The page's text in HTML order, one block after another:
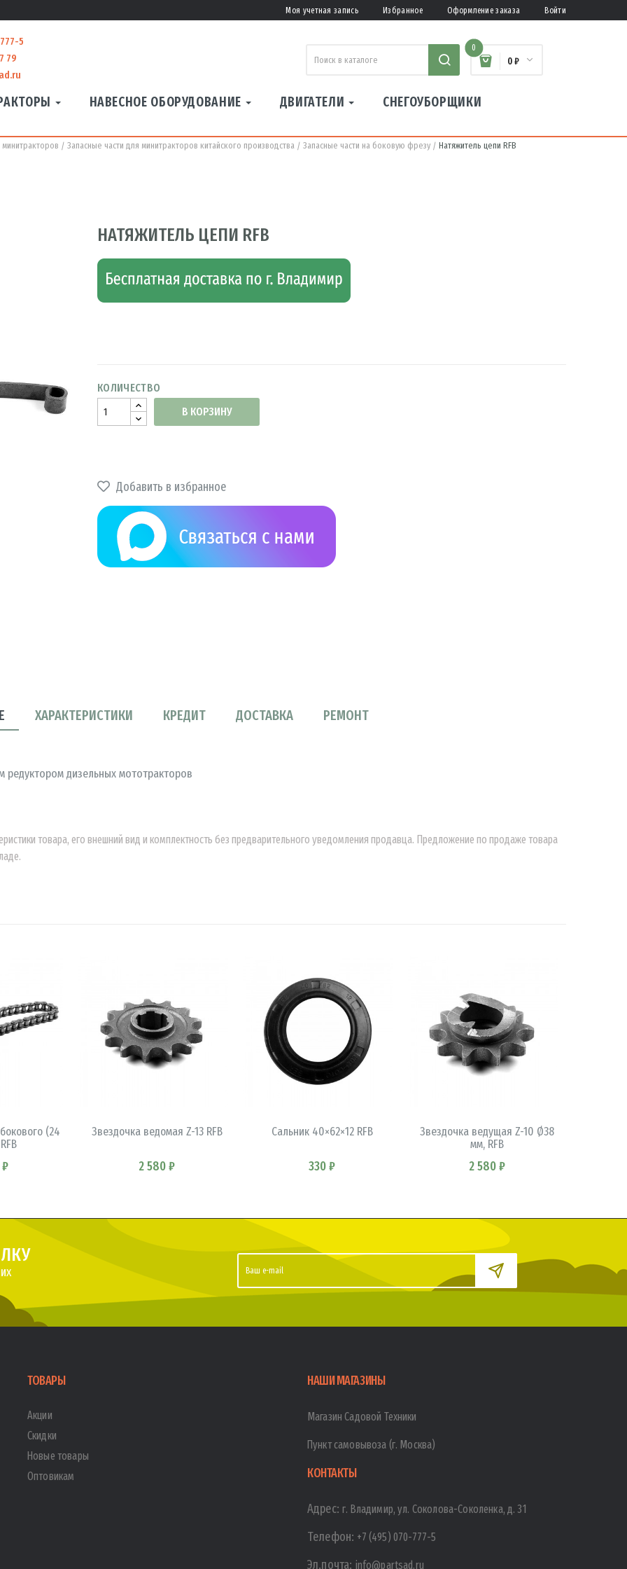
Моя учетная запись Избранное Оформление заказа Войти
5
79
0
0 ₽
НАВЕСНОЕ ОБОРУДОВАНИЕ ДВИГАТЕЛИ СНЕГОУБОРЩИКИ
Запасные части для минитракторов китайского производства Запасные части на боковую фрезу Натяжитель цепи RFB
НАТЯЖИТЕЛЬ ЦЕПИ RFB
КОЛИЧЕСТВО
В КОРЗИНУ
Добавить в избранное
ХАРАКТЕРИСТИКИ КРЕДИТ ДОСТАВКА РЕМОНТ
редуктором дизельных мототракторов
товара, его внешний вид и комплектность без предварительного уведомления продавца. Предложение по продаже товара
(24
₽
Звездочка ведомая Z-13 RFB
2 580 ₽
Сальник 40×62×12 RFB
330 ₽
Звездочка ведущая Z-10 Ø38
мм, RFB
2 580 ₽
ТОВАРЫ
Акции
Скидки
Новые товары
Оптовикам
НАШИ МАГАЗИНЫ
Магазин Садовой Техники
Пункт самовывоза (г. Москва)
КОНТАКТЫ
Адрес:г. Владимир, ул. Соколова-Соколенка, д. 31
Телефон: +7 (495) 070-777-5
Эл.почта: info@partsad.ru